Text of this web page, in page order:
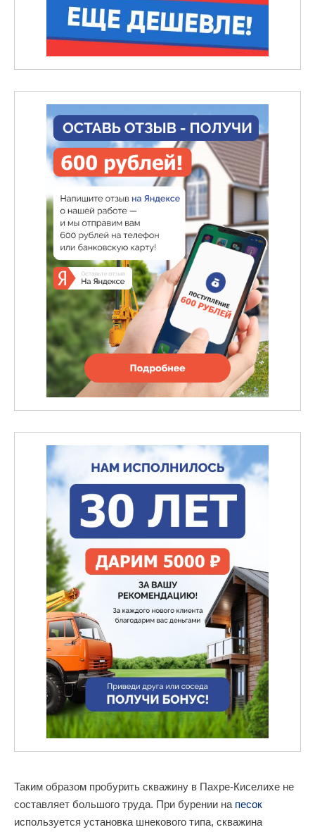
Таким образом пробурить скважину в Пахре-Киселихе не
составляет большого труда. При бурении на песок
используется установка шнекового типа, скважина